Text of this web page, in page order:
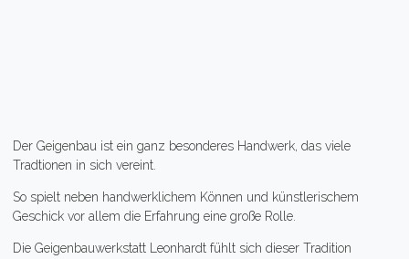
Der Geigenbau ist ein ganz besonderes Handwerk, das viele
Tradtionen in sich vereint.
So spielt neben handwerklichem Können und künstlerischem
Geschick vor allem die Erfahrung eine große Rolle.
Die Geigenbauwerkstatt Leonhardt fühlt sich dieser Tradition